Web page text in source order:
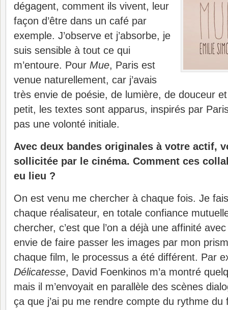
dégagent, comment ils vivent, leur
façon d’être dans un café par
exemple. J’observe et j’absorbe, je
suis sensible à tout ce qui
m’entoure. Pour Mue, Paris est
venue naturellement, car j’avais
très envie de poésie, de lumière, de douceur
petit, les textes sont apparus, inspirés par
pas une volonté initiale.
Avec deux bandes originales à votre actif,
sollicitée par le cinéma. Comment ces
eu lieu ?
On est venu me chercher à chaque fois. Je
chaque réalisateur, en totale confiance
chercher, c’est que l’on a déjà une affinité
envie de faire passer les images par mon
chaque film, le processus a été différent. Par
Délicatesse, David Foenkinos m’a montré
mais il m’envoyait en parallèle des scènes
ça que j’ai pu me rendre compte du rythme